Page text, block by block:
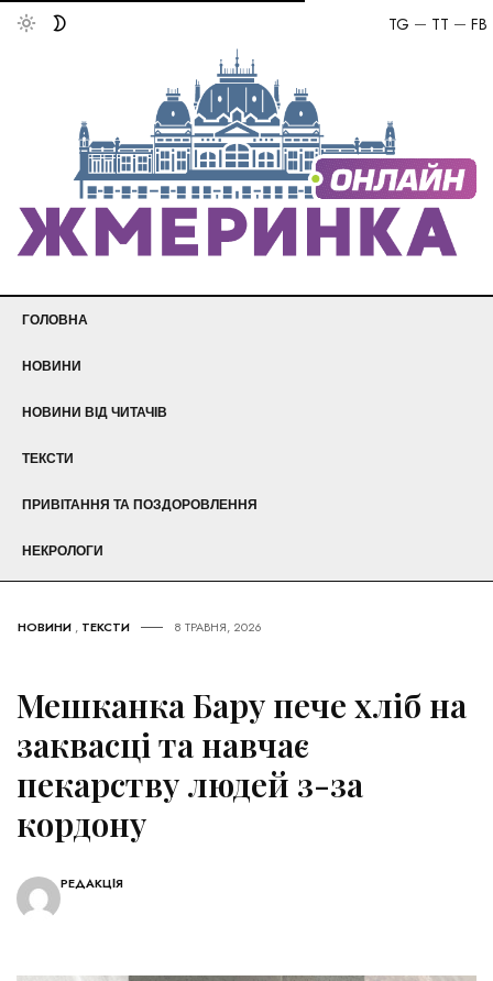
FB
TT
TG
ГОЛОВНА
НОВИНИ
НОВИНИ ВІД ЧИТАЧІВ
ТЕКСТИ
ПРИВІТАННЯ ТА ПОЗДОРОВЛЕННЯ
НЕКРОЛОГИ
НОВИНИ , ТЕКСТИ 8 ТРАВНЯ, 2026
Мешканка Бару пече хліб на
заквасці та навчає
пекарству людей з-за
кордону
РЕДАКЦІЯ